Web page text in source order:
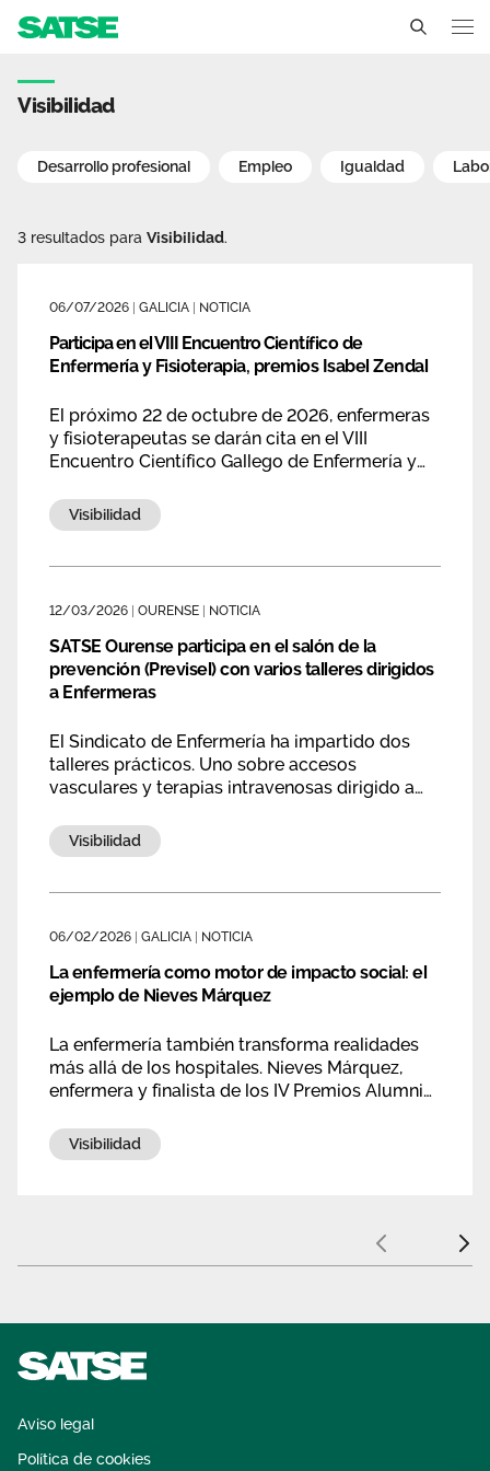
Delegados Sindicales
Transparencia
Ámbitos de negociación
Secciones Sindicales
Servicios
Ventajas
Actualidad
Temas
Noticias
Sala de prensa
Empleo
Documentos
Publicaciones
Vídeos
Galicia
Contáctanos
Noticias - Galicia
Visibilidad
Desarrollo profesional Empleo Igualdad
3 resultados para Visibilidad.
06/07/2026 GALICIA NOTICIA
Participa en el VIII Encuentro Científico de
Enfermería y Fisioterapia, premios Isabel Zendal
El próximo 22 de octubre de 2026, enfermeras
y fisioterapeutas se darán cita en el VIII
Encuentro Científico Gallego de Enfermería y
Compostela. Consolidado como una
plataforma de encuentro, intercambio y
avances y buenas prácticas en estos campos.
Visibilidad
12/03/2026 OURENSE NOTICIA
SATSE Ourense participa en el salón de la
prevención (Previsel) con varios talleres dirigidos
a Enfermeras
El Sindicato de Enfermería ha impartido dos
talleres prácticos. Uno sobre accesos
vasculares y terapias intravenosas dirigido a
Enfermería de Ourense y otro dirigido a los
alumnos de 4º de manejo integral de la vía
Visibilidad
06/02/2026 GALICIA NOTICIA
La enfermería como motor de impacto social: el
ejemplo de Nieves Márquez
La enfermería también transforma realidades
más allá de los hospitales. Nieves Márquez,
enfermera y finalista de los IV Premios Alumni
cooperación internacional puede generar un
impacto social duradero.
Visibilidad
Anterior
Aviso legal
Política de cookies